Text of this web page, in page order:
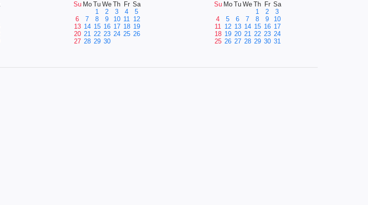
Su Mo Tu We Th Fr Sa
1
2 3 4
5
6
7 8 9 10 11 12
13 14 15 16 17 18 19
20 21 22 23 24 25 26
27 28 29 30
Su Mo Tu We Th Fr Sa
1
2
3
4
5 6 7 8 9
10
11 12 13 14 15 16 17
18 19 20 21 22 23 24
25 26 27 28 29 30 31